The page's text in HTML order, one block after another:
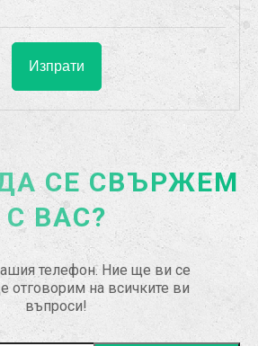
СЕ СВЪРЖЕМ
С ВАС?
телефон. Ние ще ви се
отговорим на всичките ви
въпроси!